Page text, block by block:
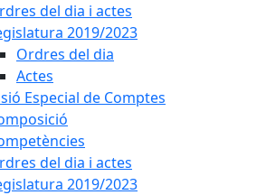
del dia i actes
2019/2023
Ordres del dia
Actes
Especial de Comptes
del dia i actes
2019/2023